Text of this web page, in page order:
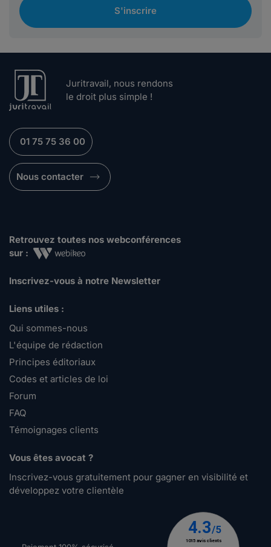
S'inscrire
Juritravail, nous rendons
le droit plus simple !
01 75 75 36 00
Nous contacter
Retrouvez toutes nos webconférences
sur :
Inscrivez-vous à notre Newsletter
Liens utiles :
Qui sommes-nous
L'équipe de rédaction
Principes éditoriaux
Codes et articles de loi
Forum
FAQ
Témoignages clients
Vous êtes avocat ?
Inscrivez-vous gratuitement pour gagner en visibilité et
développez votre clientèle